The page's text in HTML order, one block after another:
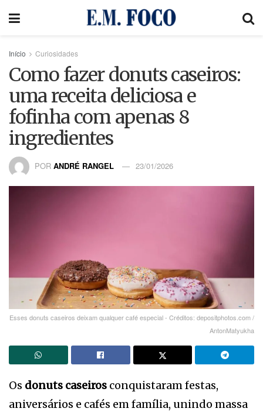
Início Curiosidades
Como fazer donuts caseiros:
uma receita deliciosa e
fofinha com apenas 8
ingredientes
POR ANDRÉ RANGEL 23/01/2026
Esses donuts caseiros deixam qualquer café especial - Créditos: depositphotos.com /
AntonMatyukha
Os donuts caseiros conquistaram festas,
aniversários e cafés em família, unindo massa